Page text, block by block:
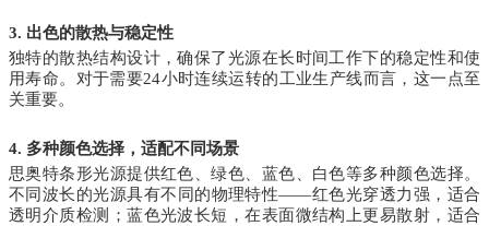
3. 出色的散热与稳定性
独特的散热结构设计，确保了光源在长时间工作下的稳定性和使
用寿命。对于需要24小时连续运转的工业生产线而言，这一点至
关重要。
4. 多种颜色选择，适配不同场景
思奥特条形光源提供红色、绿色、蓝色、白色等多种颜色选择。
不同波长的光源具有不同的物理特性——红色光穿透力强，适合
透明介质检测；蓝色光波长短，在表面微结构上更易散射，适合